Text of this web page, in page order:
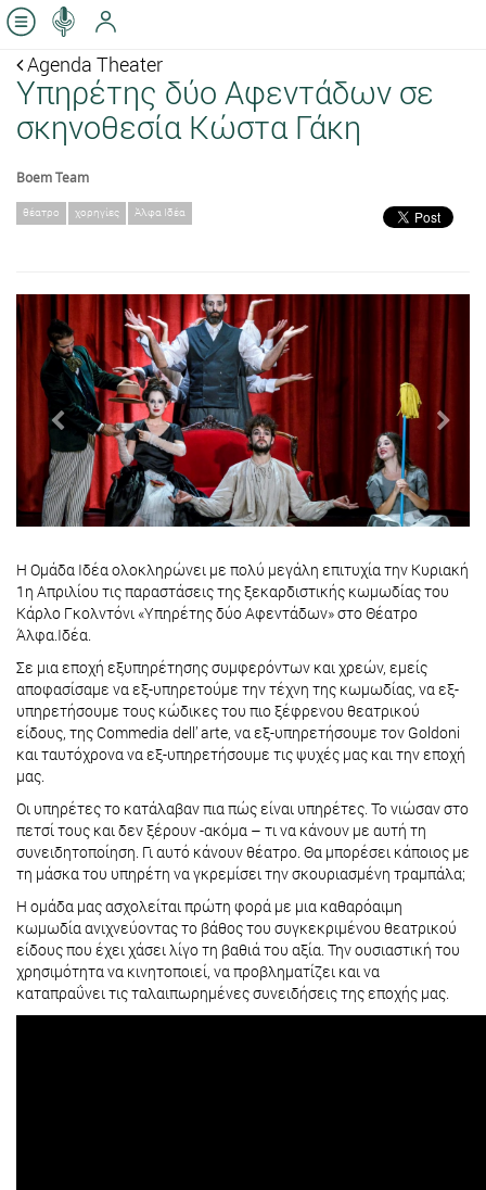
Agenda Theater
Υπηρέτης δύο Αφεντάδων σε
σκηνοθεσία Κώστα Γάκη
Boem Team
θέατρο χορηγίες Άλφα Ιδέα
Previous Next
Η Ομάδα Ιδέα ολοκληρώνει με πολύ μεγάλη επιτυχία την Κυριακή
1η Απριλίου τις παραστάσεις της ξεκαρδιστικής κωμωδίας του
Κάρλο Γκολντόνι «Υπηρέτης δύο Αφεντάδων» στο Θέατρο
Άλφα.Ιδέα.
Σε μια εποχή εξυπηρέτησης συμφερόντων και χρεών, εμείς
αποφασίσαμε να εξ-υπηρετούμε την τέχνη της κωμωδίας, να εξ-
υπηρετήσουμε τους κώδικες του πιο ξέφρενου θεατρικού
είδους, της Commedia dell’ arte, να εξ-υπηρετήσουμε τον Goldoni
και ταυτόχρονα να εξ-υπηρετήσουμε τις ψυχές μας και την εποχή
μας.
Οι υπηρέτες το κατάλαβαν πια πώς είναι υπηρέτες. Το νιώσαν στο
πετσί τους και δεν ξέρουν -ακόμα – τι να κάνουν με αυτή τη
συνειδητοποίηση. Γι αυτό κάνουν θέατρο. Θα μπορέσει κάποιος με
τη μάσκα του υπηρέτη να γκρεμίσει την σκουριασμένη τραμπάλα;
Η ομάδα μας ασχολείται πρώτη φορά με μια καθαρόαιμη
κωμωδία ανιχνεύοντας το βάθος του συγκεκριμένου θεατρικού
είδους που έχει χάσει λίγο τη βαθιά του αξία. Την ουσιαστική του
χρησιμότητα να κινητοποιεί, να προβληματίζει και να
καταπραΰνει τις ταλαιπωρημένες συνειδήσεις της εποχής μας.